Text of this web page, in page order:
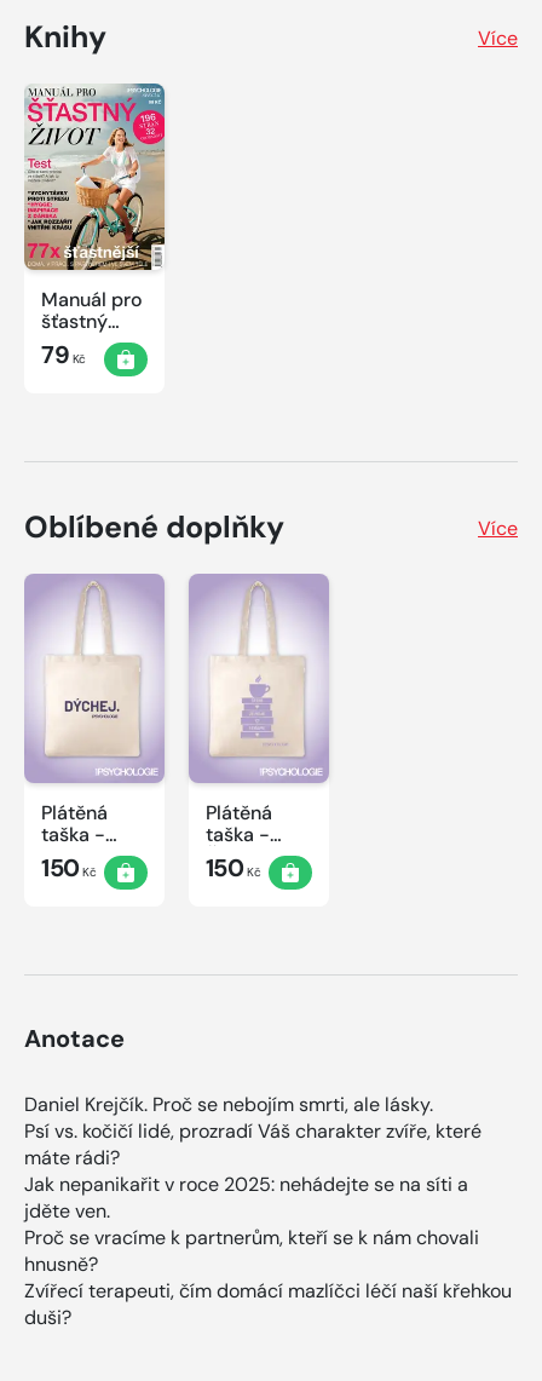
Knihy Více
Manuál pro
šťastný
život
79 Kč
Oblíbené doplňky Více
Plátěná
taška -
Dýchej
150Kč
Plátěná
taška -
Čtení
150Kč
Anotace
Daniel Krejčík. Proč se nebojím smrti, ale lásky.
Psí vs. kočičí lidé, prozradí Váš charakter zvíře, které
máte rádi?
Jak nepanikařit v roce 2025: nehádejte se na síti a
jděte ven.
Proč se vracíme k partnerům, kteří se k nám chovali
hnusně?
Zvířecí terapeuti, čím domácí mazlíčci léčí naší křehkou
duši?